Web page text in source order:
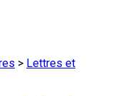
> Lettres et